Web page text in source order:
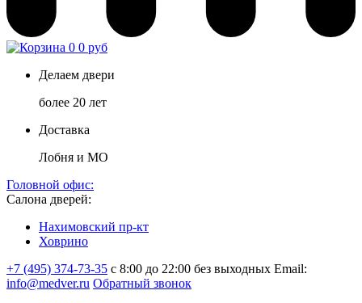
0 0 руб
Делаем двери
более 20 лет
Доставка
Лобня и МО
Головной офис:
Салона дверей:
Нахимовский пр-кт
Ховрино
+7 (495) 374-73-35 с 8:00 до 22:00 без выходных Email:
info@medver.ru Обратный звонок